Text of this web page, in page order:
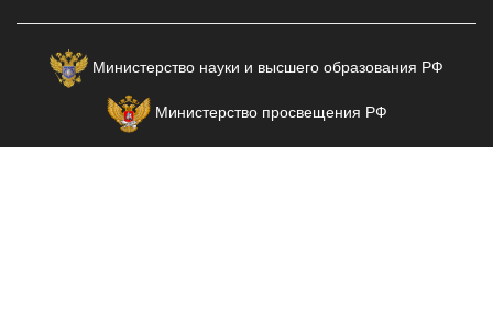
Министерство науки и высшего образования РФ
Министерство просвещения РФ